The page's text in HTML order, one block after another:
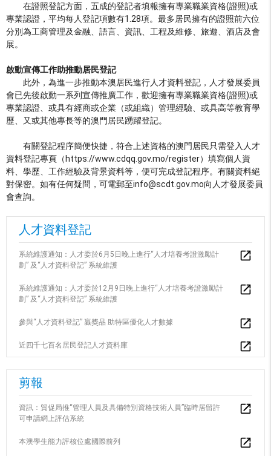
在證照登記方面，五成的登記者填報擁有專業職業資格(證照)或
專業認證，平均每人登記項數有1.28項。最多居民擁有的證照前六位
分別為工商管理及金融、語言、資訊、工程及維修、旅遊、酒店及會
展。
啟動宣傳工作助推動居民登記
此外，為進一步推動本澳居民進行人才資料登記，人才發展委員
會已先後啟動一系列宣傳推廣工作，歡迎擁有專業職業資格(證照)或
專業認證、或具有經商或企業（或組織）管理經驗、或具高等教育學
歷、又或其他專長等的澳門居民踴躍登記。
有關登記程序簡便快捷，符合上述資格的澳門居民只需登入人才
資料登記專頁（https://www.cdqq.gov.mo/register）填寫個人資
料、學歷、工作經驗及背景資料等，便可完成登記程序。有關資料絕
對保密。如有任何疑問，可電郵至info@scdt.gov.mo向人才發展委員
會查詢。
人才資料登記
系統維護通知：人才委於6月5日晚上進行“人才培養考證激勵計
劃” 及“人才資料登記” 系統維護
系統維護通知：人才委於12月9日晚上進行“人才培養考證激勵計
劃” 及“人才資料登記” 系統維護
參與“人才資料登記” 贏獎品 助特區優化人才數據
近四千七百名居民登記人才資料庫
剪報
資訊：貿促局推“管理人員及具備特別資格技術人員”臨時居留許
可申請網上評估系統
本澳學生能力評核位處國際前列